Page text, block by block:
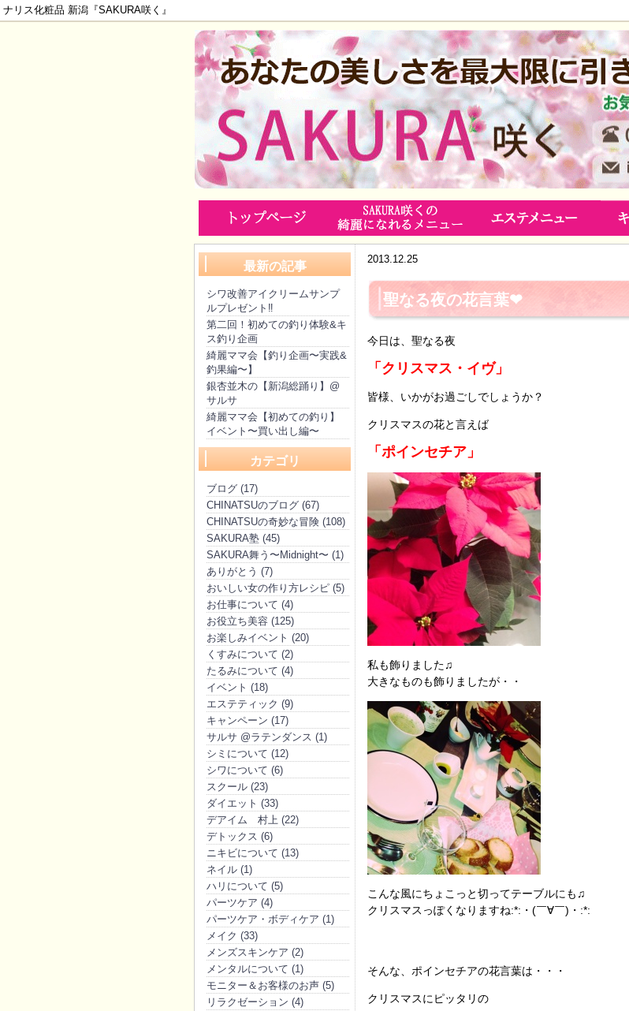
ナリス化粧品 新潟『SAKURA咲く』
2013.12.25
聖なる夜の花言葉❤
今日は、聖なる夜
「クリスマス・イヴ」
皆様、いかがお過ごしでしょうか？
クリスマスの花と言えば
「ポインセチア」
私も飾りました♫
大きなものも飾りましたが・・
こんな風にちょこっと切ってテーブルにも♫
クリスマスっぽくなりますね:*:・(￣∀￣)・:*:
そんな、ポインセチアの花言葉は・・・
クリスマスにピッタリの
最新の記事
シワ改善アイクリームサンプ
ルプレゼント‼️
第二回！初めての釣り体験&キ
ス釣り企画
綺麗ママ会【釣り企画〜実践&
釣果編〜】
銀杏並木の【新潟総踊り】@
サルサ
綺麗ママ会【初めての釣り】
イベント〜買い出し編〜
カテゴリ
ブログ (17)
CHINATSUのブログ (67)
CHINATSUの奇妙な冒険 (108)
SAKURA塾 (45)
SAKURA舞う〜Midnight〜 (1)
ありがとう (7)
おいしい女の作り方レシピ (5)
お仕事について (4)
お役立ち美容 (125)
お楽しみイベント (20)
くすみについて (2)
たるみについて (4)
イベント (18)
エステティック (9)
キャンペーン (17)
サルサ @ラテンダンス (1)
シミについて (12)
シワについて (6)
スクール (23)
ダイエット (33)
デアイム 村上 (22)
デトックス (6)
ニキビについて (13)
ネイル (1)
ハリについて (5)
パーツケア (4)
パーツケア・ボディケア (1)
メイク (33)
メンズスキンケア (2)
メンタルについて (1)
モニター＆お客様のお声 (5)
リラクゼーション (4)